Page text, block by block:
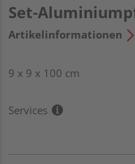
Set-
Artikelinformationen
9 x 9 x 100 cm
Services